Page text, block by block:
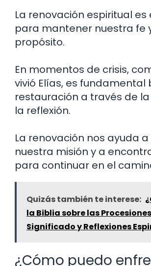
La renovación espiritual es
para mantener nuestra fe
propósito.
En momentos de crisis,
vivió Elías, es fundamental
restauración a través de
la reflexión.
La renovación nos ayuda
nuestra misión y a
para continuar en el
Quizás también te interese:
la Biblia sobre las
Significado y Reflexiones
¿Cómo puedo